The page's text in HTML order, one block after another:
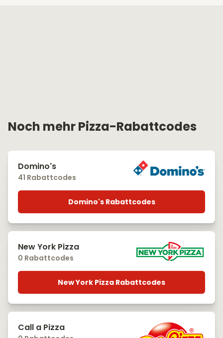
Noch mehr Pizza-Rabattcodes
Domino's
41 Rabattcodes
Domino's Rabattcodes
New York Pizza
0 Rabattcodes
New York Pizza Rabattcodes
Call a Pizza